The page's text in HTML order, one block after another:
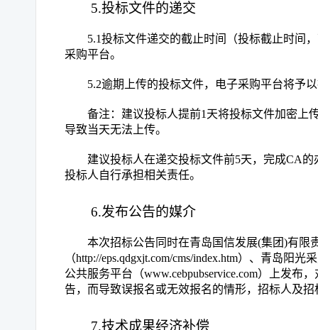
5.投标文件的递交
5.1投标文件递交的截止时间（投标截止时间
采购平台。
5.2逾期上传的投标文件，电子采购平台将予
备注：建议投标人提前1天将投标文件加密上
导致当天无法上传。
建议投标人在递交投标文件前5天，完成CA
投标人自行承担相关责任。
6.发布公告的媒介
本次招标公告同时在青岛国信发展(集团)有限
（http://eps.qdgxjt.com/cms/index.htm）、青岛阳
公共服务平台（www.cebpubservice.com）上发布
告，而导致误报名或无效报名的情形，招标人及
7.技术成果经济补偿